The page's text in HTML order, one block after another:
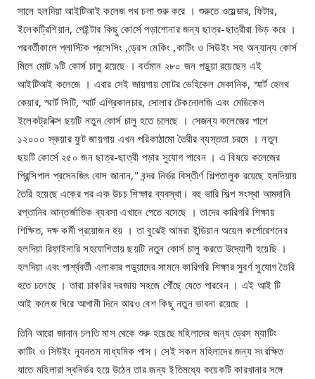
সালে হলদিয়া আইটিআই কলেজ পথ চলা শুরু করে । শুরুতে ওয়েল্ডার, ফিটার,
ইলেকট্রিশিয়ান, পেইন্টার কিছু কোর্সে পড়াশোনার জন্য ছাত্র-ছাত্রীরা ভিড় করে ।
পরবর্তীকালে প্লাস্টিক প্রসেসিং ,ড্রেস মেকিং ,কাটিং ও সিউইং সহ অন্যান্য কোর্স
মিলে মোট ৯টি কোর্স চালু রয়েছে । বর্তমান ২৮০ জন পড়ুয়া রয়েছেন এই
আইটিআই কলেজে ।‌ এবার সেই জায়গায় মোটর ভেহিকেল মেকানিক, স্মার্ট হেলথ
কেয়ার, স্মার্ট সিটি, স্মার্ট এগ্রিকালচার, সোলার টেকনোলজি এবং মেডিকেল
ইলেকট্রনিক্স ছয়টি নতুন কোর্স চালু হতে চলেছে । সেজন্য কলেজের পাশে
১২০০০ স্কয়ার ফুট জায়গায় এখন পরিকাঠামো তৈরীর ব্যস্ততা চরমে । নতুন
ছয়টি কোর্সে ২৫০ জন ছাত্র-ছাত্রী পড়ার সুযোগ পাবেন ।‌ এ বিষয়ে কলেজের
প্রিন্সিপাল প্রসেনজিৎ বোস জানান," বন্দর নির্ভর বিস্তীর্ণ শিল্পতালুক রয়েছে হলদিয়ায়
তৈরি হয়েছে একের পর এক উচচ শিক্ষার ব্যবস্থা। বহু ভারি শিল্প সংস্থা আমদানি
রপ্তানির আন্তর্জাতিক ব্যবসা এখানে পেতে বসেছে । তাদের কারিগরি শিক্ষায়
শিক্ষিত, দক্ষ কর্মী প্রয়োজন হয় । তা বুঝেই আমরা ইন্ডিয়ান অয়েল কর্পোরেশনের
হলদিয়া রিফাইনারি সহযোগিতায় ছয়টি নতুন কোর্স চালু করতে উদ্যোগী হয়েছি ।
হলদিয়া এবং পার্শ্ববর্তী এলাকার পড়ুয়াদের সামনে কারিগরি শিক্ষার সুবর্ণ সুযোগ তৈরি
হতে চলেছে । তারা চাকরির দরজায় সহজে পৌঁছে যেতে পারবেন । এই আই টি
আই কলেজ ঘিরে আগামী দিনে আরও বেশ কিছু নতুন ভাবনা রয়েছে ।
তিনি আরো জানান চলতি মাস থেকে শুরু হয়েছে মহিলাদের জন্য ড্রেস ম্যাটিং
কাটিং ও সিউইং ন্যূনতম মাধ্যমিক পাস। সেই সকল মহিলাদের জন্য সংরক্ষিত
যাতে মহিলারা স্বনির্ভর হয়ে উঠেন তার জন্য ইতিমধ্যে কয়েকটি কারখানার সঙ্গে